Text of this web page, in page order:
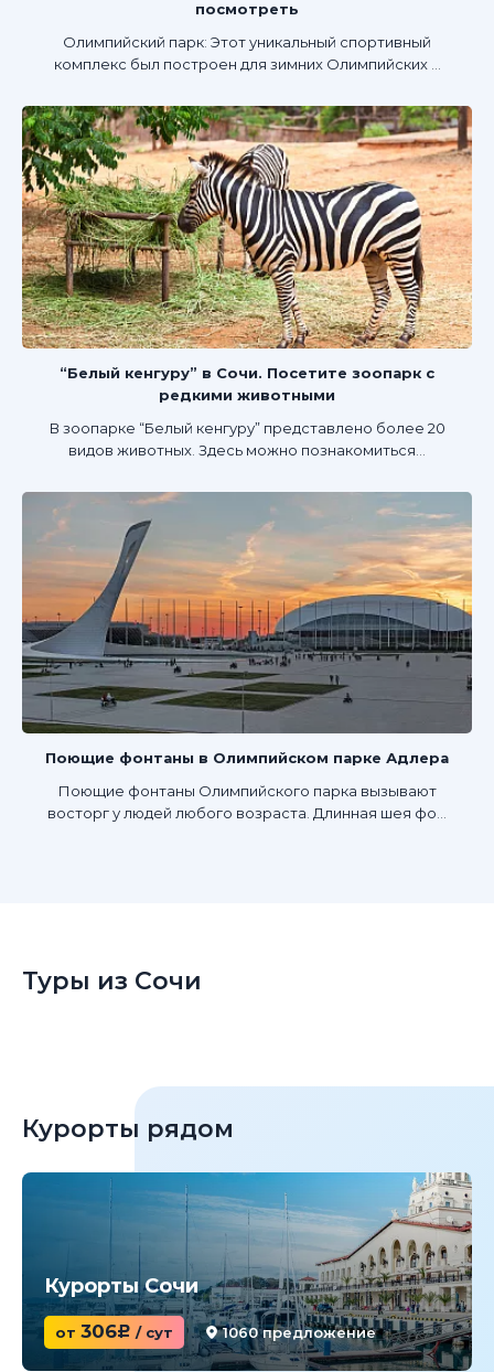
посмотреть
Олимпийский парк: Этот уникальный спортивный
комплекс был построен для зимних Олимпийских ...
“Белый кенгуру” в Сочи. Посетите зоопарк с
редкими животными
В зоопарке “Белый кенгуру” представлено более 20
видов животных. Здесь можно познакомиться...
Поющие фонтаны в Олимпийском парке Адлера
Поющие фонтаны Олимпийского парка вызывают
восторг у людей любого возраста. Длинная шея фо...
Туры из Сочи
Курорты рядом
Курорты Сочи
от 306c / сут 1060 предложение